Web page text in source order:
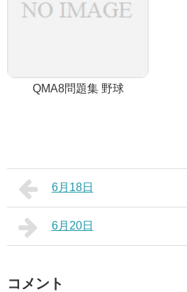
QMA8問題集 野球
6月18日
6月20日
コメント